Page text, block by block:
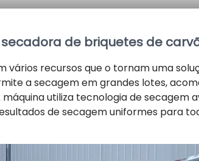
de briquetes de
vários recursos que o tornam uma
a secagem em grandes lotes,
utiliza tecnologia de secagem
de secagem uniformes para